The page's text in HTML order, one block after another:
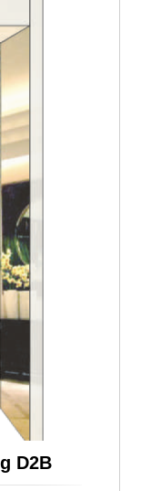
D2B